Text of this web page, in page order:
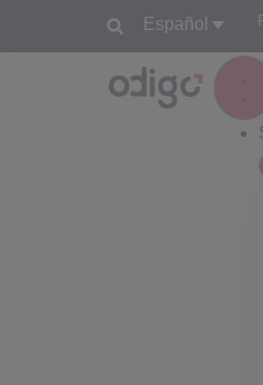
Español